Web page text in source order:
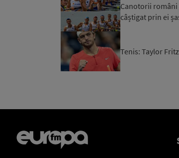
Canotorii români
câștigat prin ei
Tenis: Taylor